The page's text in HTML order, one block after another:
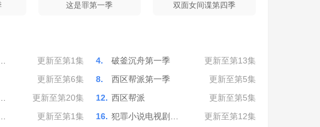
这是罪第一季 双面女间谍第四季
更新至第1集 4. 破釜沉舟第一季
更新至第13集
更新至第6集 8. 西区帮派第一季
更新至第5集
更新至第20集 12. 西区帮派
更新至第5集
更新至第1集 16. 犯罪小说电视剧…
更新至第12集